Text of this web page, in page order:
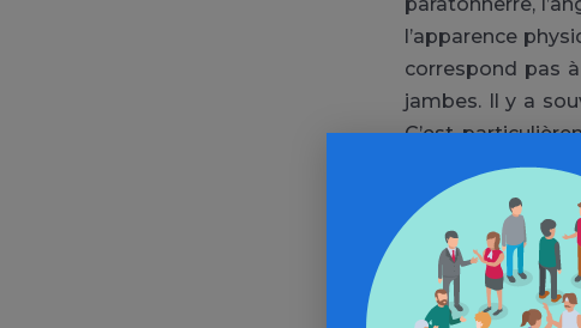
l’apparence
correspond pas
jambes. Il y a
C’est
corporels.
Quand faut-il
Quand la gêne
la tête, qu’elle